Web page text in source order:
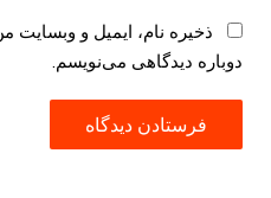
ذخیره نام، ایمیل و وبسایت
دوباره دیدگاهی می‌نویسم.